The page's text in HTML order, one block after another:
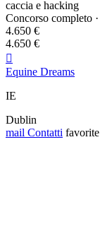
caccia e hacking
Concorso completo
4.650 €
4.650 €

Equine Dreams
IE
Dublin
mail Contatti favorite